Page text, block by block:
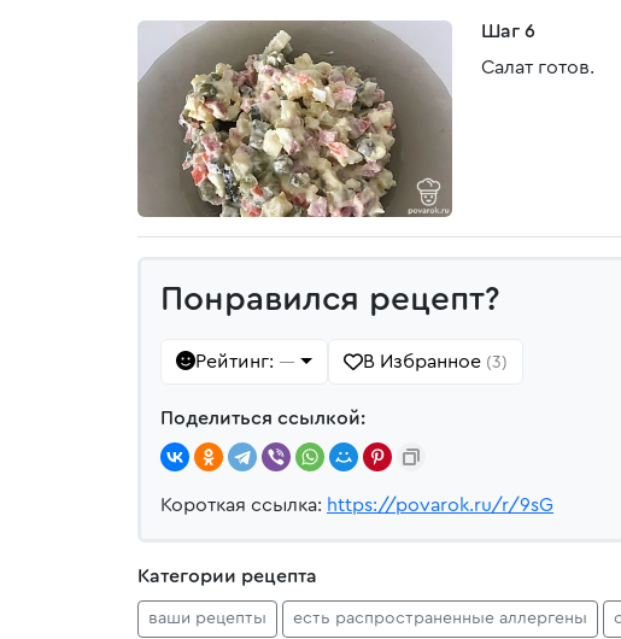
Шаг 6
Салат готов.
Понравился рецепт?
Рейтинг: — В Избранное (3)
Поделиться ссылкой:
Короткая ссылка: https://povarok.ru/r/9sG
Категории рецепта
ваши рецепты есть распространенные аллергены